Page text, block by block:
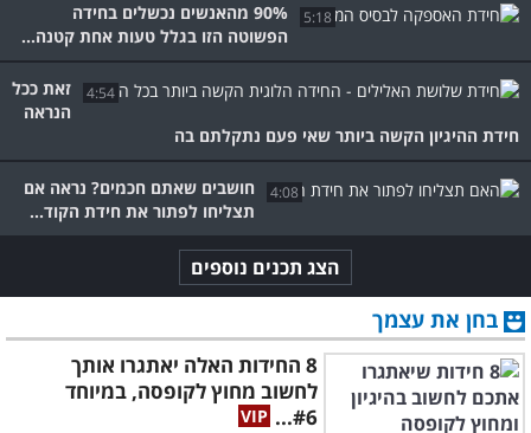
5:18
90% מהאנשים נכשלים בחידה
הפשוטה הזו בגלל טעות אחת קטנה...
4:54
זאת ככל
הנראה
חידת ההיגיון הקשה ביותר שאי פעם נתקלתם בה
4:08
חושבים שאתם חכמים? נראה אם
תצליחו לפתור את חידת הקוד...
הצג תכנים נוספים
בחן את עצמך
8 החידות האלה יאתגרו אותך
לחשוב מחוץ לקופסה, במיוחד
#6...